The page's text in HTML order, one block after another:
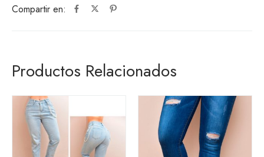
Compartir en:
Productos Relacionados